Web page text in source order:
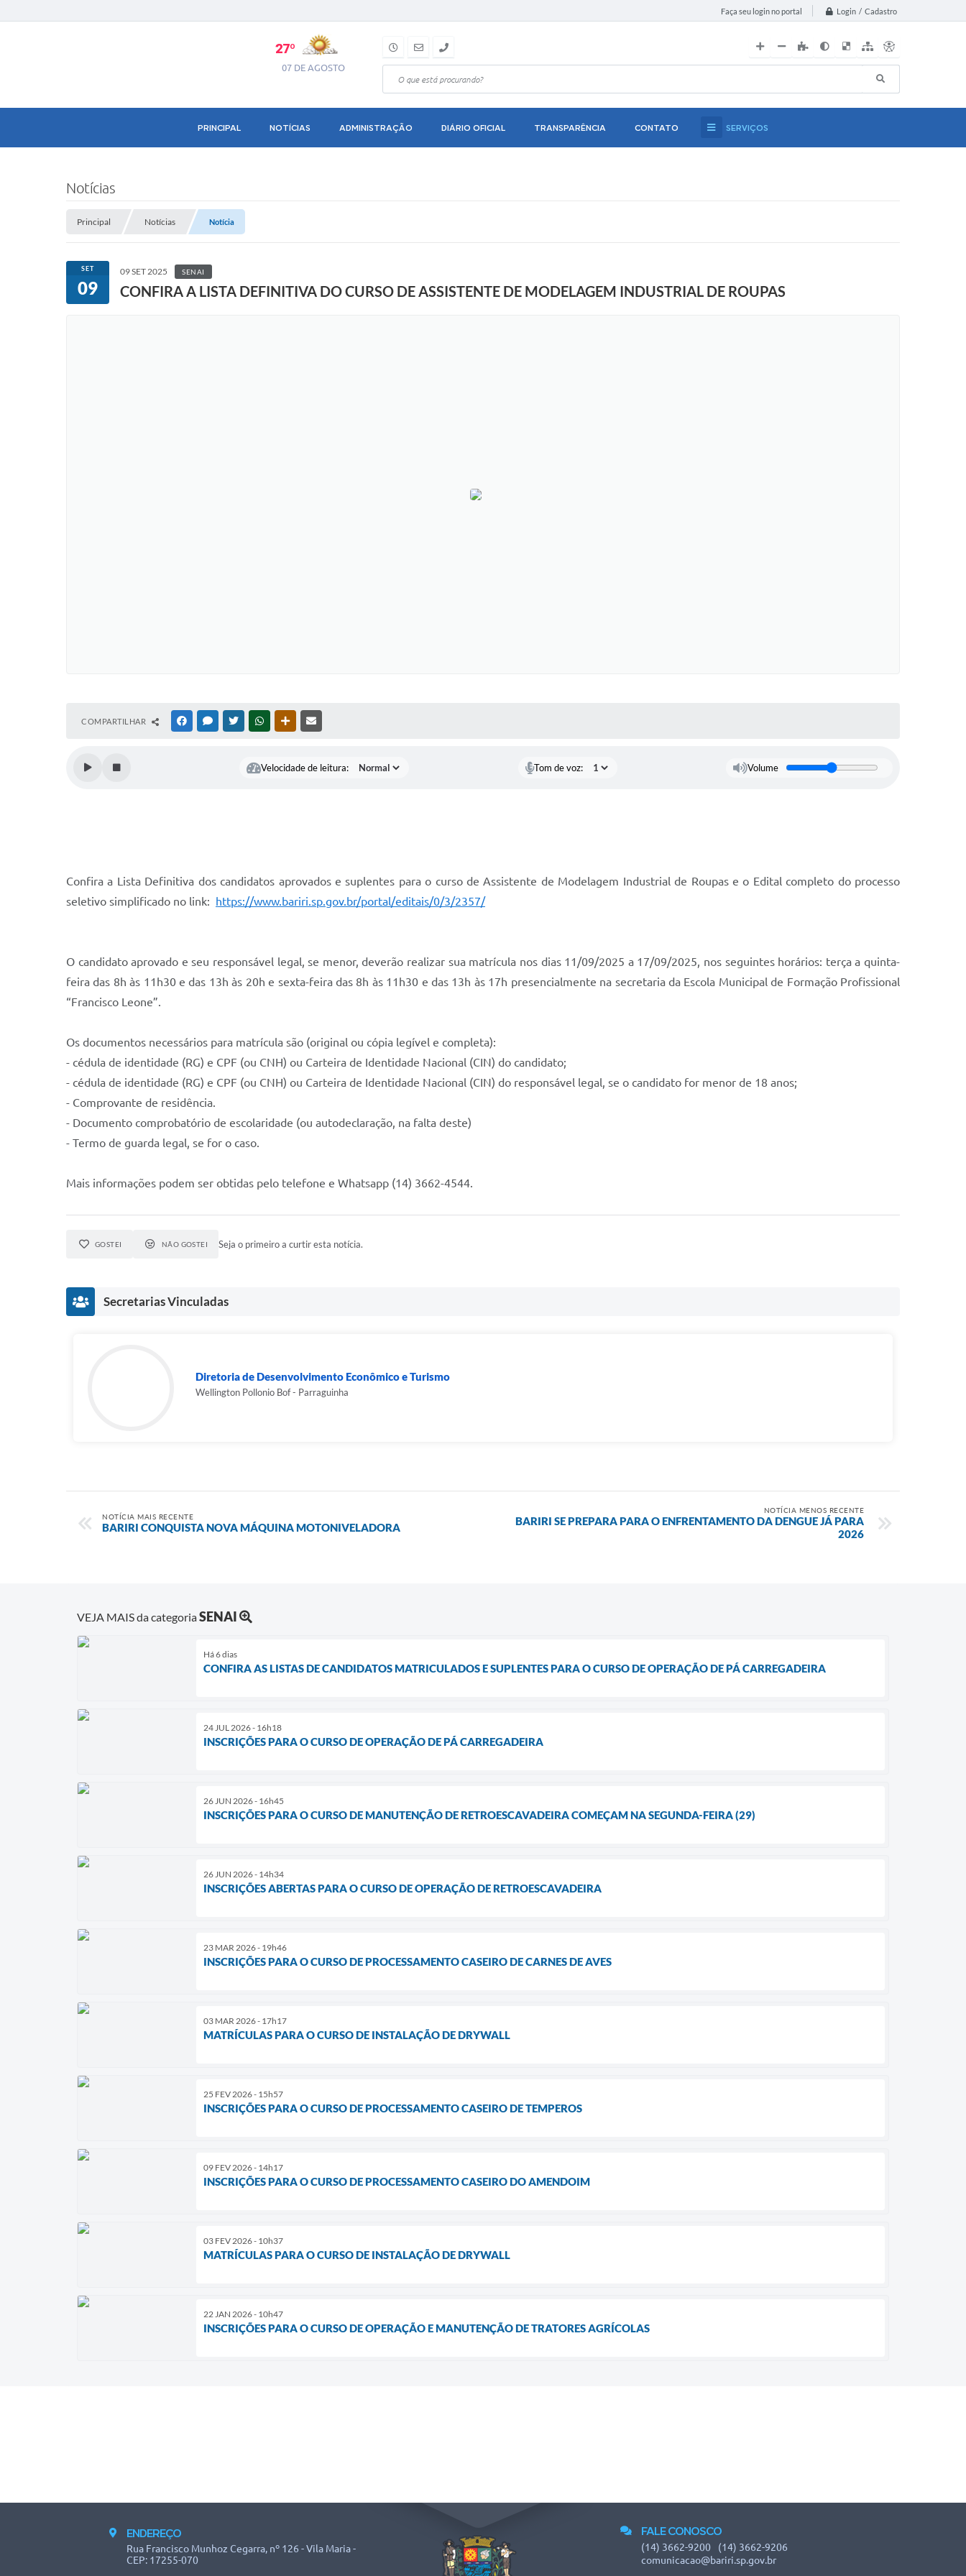
Faça seu login no portal Login / Cadastro
27º
07 DE AGOSTO
PRINCIPAL NOTÍCIAS ADMINISTRAÇÃO DIÁRIO OFICIAL TRANSPARÊNCIA CONTATO SERVIÇOS
Notícias
Principal Notícias Notícia
SET
09
09 SET 2025 SENAI
CONFIRA A LISTA DEFINITIVA DO CURSO DE ASSISTENTE DE MODELAGEM INDUSTRIAL DE ROUPAS
COMPARTILHAR FACEBOOKMESSENGER
TWITTERWHATSAPPOUTRAS MÍDIAS
Velocidade de leitura: Tom de voz: Volume
Confira a Lista Definitiva dos candidatos aprovados e suplentes para o curso de Assistente de Modelagem Industrial de Roupas e o Edital completo do processo
seletivo simplificado no link: https://www.bariri.sp.gov.br/portal/editais/0/3/2357/
O candidato aprovado e seu responsável legal, se menor, deverão realizar sua matrícula nos dias 11/09/2025 a 17/09/2025, nos seguintes horários: terça a quinta-
feira das 8h às 11h30 e das 13h às 20h e sexta-feira das 8h às 11h30 e das 13h às 17h presencialmente na secretaria da Escola Municipal de Formação Profissional
“Francisco Leone”.
Os documentos necessários para matrícula são (original ou cópia legível e completa):
- cédula de identidade (RG) e CPF (ou CNH) ou Carteira de Identidade Nacional (CIN) do candidato;
- cédula de identidade (RG) e CPF (ou CNH) ou Carteira de Identidade Nacional (CIN) do responsável legal, se o candidato for menor de 18 anos;
- Comprovante de residência.
- Documento comprobatório de escolaridade (ou autodeclaração, na falta deste)
- Termo de guarda legal, se for o caso.
Mais informações podem ser obtidas pelo telefone e Whatsapp (14) 3662-4544.
GOSTEI NÃO GOSTEI Seja o primeiro a curtir esta notícia.
Secretarias Vinculadas
Diretoria de Desenvolvimento Econômico e Turismo
Wellington Pollonio Bof - Parraguinha
NOTÍCIA MAIS RECENTE
BARIRI CONQUISTA NOVA MÁQUINA MOTONIVELADORA
NOTÍCIA MENOS RECENTE
BARIRI SE PREPARA PARA O ENFRENTAMENTO DA DENGUE JÁ PARA
2026
VEJA MAIS da categoriaSENAI
Há 6 dias
CONFIRA AS LISTAS DE CANDIDATOS MATRICULADOS E SUPLENTES PARA O CURSO DE OPERAÇÃO DE PÁ CARREGADEIRA
24 JUL 2026 - 16h18
INSCRIÇÕES PARA O CURSO DE OPERAÇÃO DE PÁ CARREGADEIRA
26 JUN 2026 - 16h45
INSCRIÇÕES PARA O CURSO DE MANUTENÇÃO DE RETROESCAVADEIRA COMEÇAM NA SEGUNDA-FEIRA (29)
26 JUN 2026 - 14h34
INSCRIÇÕES ABERTAS PARA O CURSO DE OPERAÇÃO DE RETROESCAVADEIRA
23 MAR 2026 - 19h46
INSCRIÇÕES PARA O CURSO DE PROCESSAMENTO CASEIRO DE CARNES DE AVES
03 MAR 2026 - 17h17
MATRÍCULAS PARA O CURSO DE INSTALAÇÃO DE DRYWALL
25 FEV 2026 - 15h57
INSCRIÇÕES PARA O CURSO DE PROCESSAMENTO CASEIRO DE TEMPEROS
09 FEV 2026 - 14h17
INSCRIÇÕES PARA O CURSO DE PROCESSAMENTO CASEIRO DO AMENDOIM
03 FEV 2026 - 10h37
MATRÍCULAS PARA O CURSO DE INSTALAÇÃO DE DRYWALL
22 JAN 2026 - 10h47
INSCRIÇÕES PARA O CURSO DE OPERAÇÃO E MANUTENÇÃO DE TRATORES AGRÍCOLAS
ENDEREÇO
Rua Francisco Munhoz Cegarra, nº 126 - Vila Maria -
CEP: 17255-070
FALE CONOSCO
(14) 3662-9200
(14) 3662-9206
comunicacao@bariri.sp.gov.br